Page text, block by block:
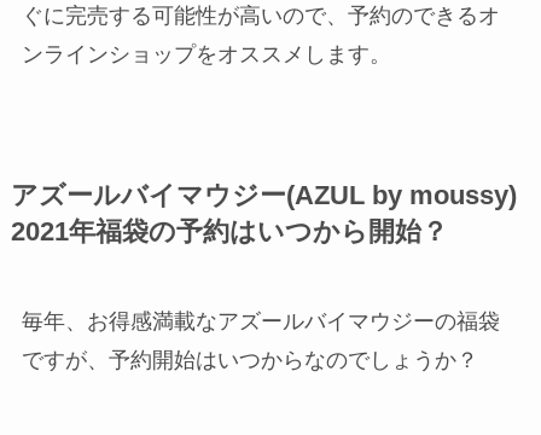
ぐに完売する可能性が高いので、予約のできるオ
ンラインショップをオススメします。
アズールバイマウジー(AZUL by moussy)
2021年福袋の予約はいつから開始？
毎年、お得感満載なアズールバイマウジーの福袋
ですが、予約開始はいつからなのでしょうか？